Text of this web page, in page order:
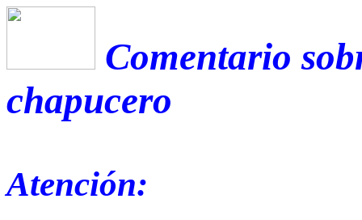
Comentario
chapucero
Atención: